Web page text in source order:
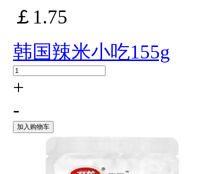
￡1.75
韩国辣米小吃155g
+
-
加入购物车